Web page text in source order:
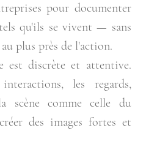
pour documenter
qu'ils se vivent — sans
au plus près de l'action.
est discrète et attentive.
les regards,
scène comme celle du
des images fortes et